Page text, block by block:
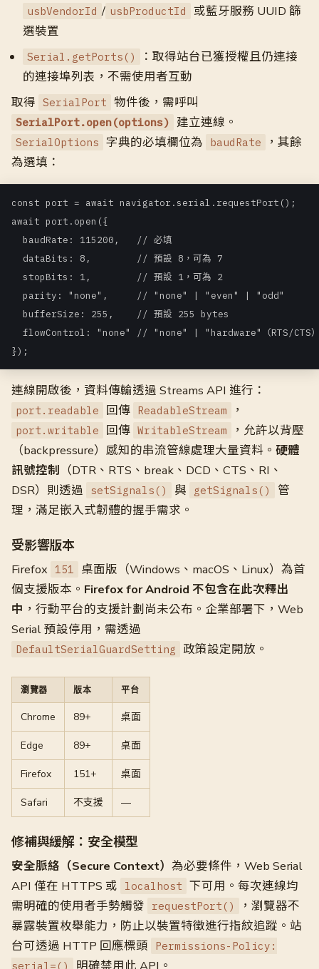
usbVendorId / usbProductId
或藍牙服務 UUID 篩
選裝置
Serial.getPorts()
：取得站台已獲授權且仍連接
的連接埠列表，不需使用者互動
取得 SerialPort 物件後，需呼叫
SerialPort.open(options) 建立連線。
SerialOptions 字典的必填欄位為 baudRate
，其餘
為選填：
const port = await navigator.serial.requestPort();
await port.open({
  baudRate: 115200,   // 必填
  dataBits: 8,        // 預設 8，可為 7
  stopBits: 1,        // 預設 1，可為 2
  parity: "none",     // "none" | "even" | "odd"
  bufferSize: 255,    // 預設 255 bytes
flowControl: "none" // "none" | "hardware"（RTS/CTS
連線開啟後，資料傳輸透過 Streams API 進行：
port.readable 回傳 ReadableStream ，
port.writable 回傳 WritableStream
，允許以背壓
（backpressure）感知的串流管線處理大量資料。 硬體
訊號控制 （DTR、RTS、break、DCD、CTS、RI、
DSR）則透過
setSignals() 與 getSignals()
管
理，滿足嵌入式韌體的握手需求。
受影響版本
Firefox 151
桌面版（Windows、macOS、Linux）為首
個支援版本。 Firefox for Android 不包含在此次釋出
中 ，行動平台的支援計劃尚未公布。企業部署下，Web
Serial 預設停用，需透過
DefaultSerialGuardSetting 政策設定開放。
瀏覽器 版本 平台
Chrome 89+ 桌面
Edge 89+ 桌面
Firefox 151+ 桌面
Safari 不支援 —
修補與緩解：安全模型
安全脈絡（Secure Context） 為必要條件，Web Serial
API 僅在 HTTPS 或
localhost 下可用。每次連線均
需明確的使用者手勢觸發
requestPort()
，瀏覽器不
暴露裝置枚舉能力，防止以裝置特徵進行指紋追蹤。站
台可透過 HTTP 回應標頭
Permissions-Policy:
serial=()